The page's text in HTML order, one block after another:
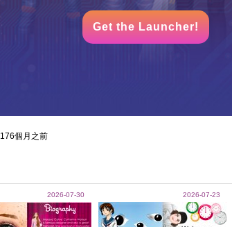
Get the Launcher!
176個月之前
2026-07-30 2026-07-23